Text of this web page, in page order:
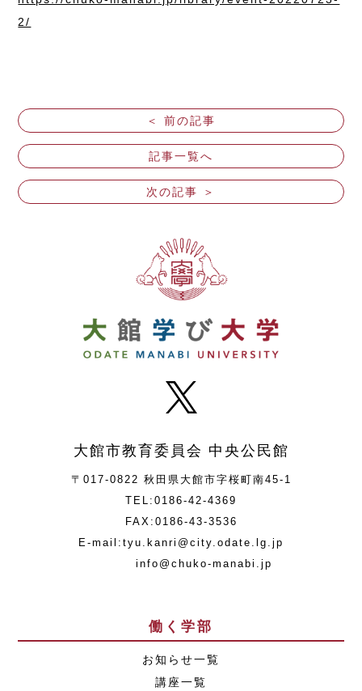
2/
＜ 前の記事
記事一覧へ
次の記事 ＞
大館市教育委員会 中央公民館
〒017-0822 秋田県大館市字桜町南45-1
TEL:0186-42-4369
FAX:0186-43-3536
E-mail:tyu.kanri@city.odate.lg.jp
info@chuko-manabi.jp
働く学部
お知らせ一覧
講座一覧